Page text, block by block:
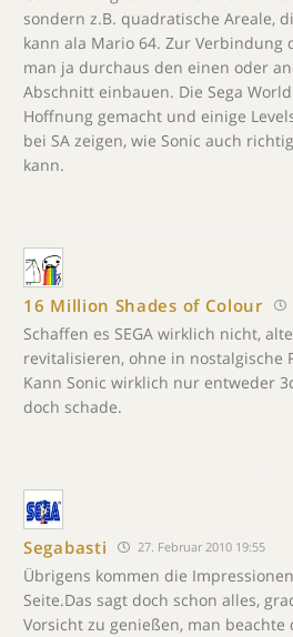
sondern z.B. quadratische Areale,
kann ala Mario 64. Zur Verbindung
man ja durchaus den einen oder
Abschnitt einbauen. Die Sega
Hoffnung gemacht und einige
bei SA zeigen, wie Sonic auch
kann.
16 Million Shades of Colour
Schaffen es SEGA wirklich nicht,
revitalisieren, ohne in nostalgische
Kann Sonic wirklich nur entweder
doch schade.
Segabasti 27. Februar 2010 19:55
Übrigens kommen die
Seite.Das sagt doch schon alles,
Vorsicht zu genießen, man beachte